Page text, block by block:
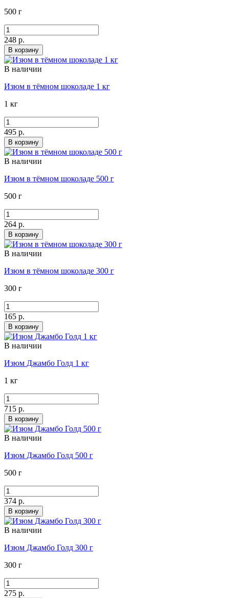
500 г
248 р.
В корзину
В наличии
Изюм в тёмном шоколаде 1 кг
1 кг
495 р.
В корзину
В наличии
Изюм в тёмном шоколаде 500 г
500 г
264 р.
В корзину
В наличии
Изюм в тёмном шоколаде 300 г
300 г
165 р.
В корзину
В наличии
Изюм Джамбо Голд 1 кг
1 кг
715 р.
В корзину
В наличии
Изюм Джамбо Голд 500 г
500 г
374 р.
В корзину
В наличии
Изюм Джамбо Голд 300 г
300 г
275 р.